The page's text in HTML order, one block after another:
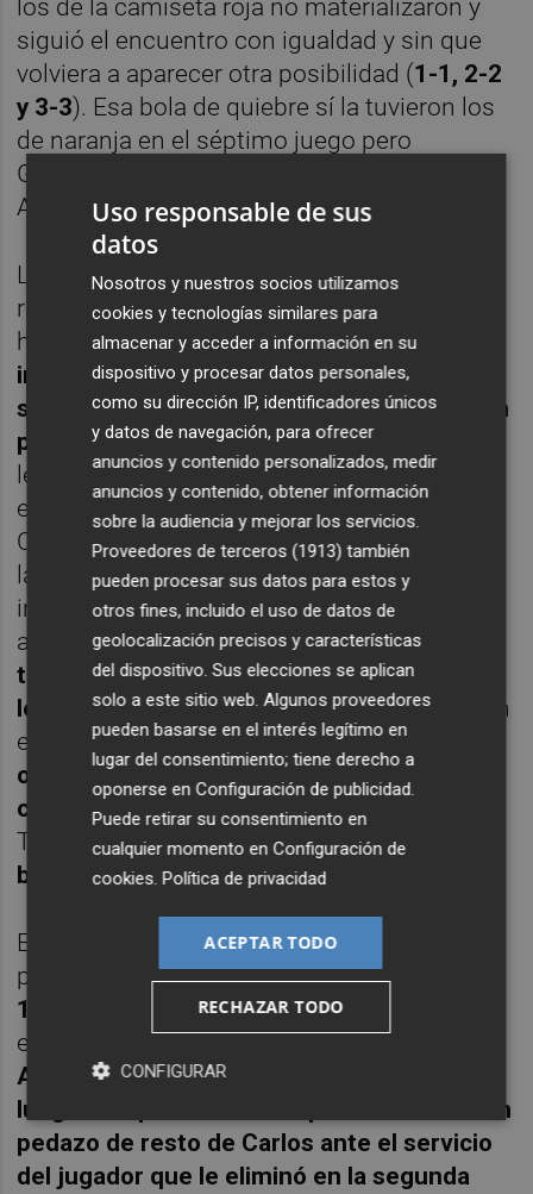
los de la camiseta roja no materializaron y
siguió el encuentro con igualdad y sin que
volviera a aparecer otra posibilidad (1-1, 2-2
y 3-3). Esa bola de quiebre sí la tuvieron los
de naranja en el séptimo juego pero
Granollers logró quedarse su saque porque
Alcaraz remató bien en la red.
La siguiente posibilidad de sorprender al
resto fue para los españoles -tampoco la
hicieron buena- yel encuentro avanzaba
incrementándose la tensión y con la
sensación de que los españoles estaban un
poco más cerca del objetivo. Tanto que se
les presentó unabola de set esperando el
envío rival que se les escapó. 5-5 y a seguir.
Con el 6-6 se disputaría la muerte súbita, en
la que la pareja de Países Bajos llevó la
iniciativa (0-3 y 1-3). Medio partido estaba
ahí y
un espectacular globo de Alcaraz y
también un gran saque suyo parecieron
levantar al equipo de España (3-3 y 4-4)
. Sin
embargo, tres puntos seguidos de los
orange les hicieron ganar la manga a ellos
con el 4-7 y con Koolhof siendo resolutivo
Tras
1 hora y 10 minutos de intensa
batalla tocaba remontada.
El segundo parcial empezó con servicio del
propio Koolhof y prosiguió con el de CA (
1
). Más tarde fue Van de Zandschulp el que
echó la pelota al aire y
Alcaraz dispuso de un 15-40 favorable y
luego otra posibilidad de quiebre
Un
pedazo de resto de Carlos ante el servicio
del jugador que le eliminó en la segunda
Uso responsable de sus
datos
Nosotros y nuestros socios utilizamos
cookies y tecnologías similares para
almacenar y acceder a información en su
dispositivo y procesar datos personales,
como su dirección IP, identificadores únicos
y datos de navegación, para ofrecer
anuncios y contenido personalizados, medir
anuncios y contenido, obtener información
sobre la audiencia y mejorar los servicios.
Proveedores de terceros (1913) también
pueden procesar sus datos para estos y
otros fines, incluido el uso de datos de
geolocalización precisos y características
del dispositivo. Sus elecciones se aplican
solo a este sitio web. Algunos proveedores
pueden basarse en el interés legítimo en
lugar del consentimiento; tiene derecho a
oponerse enConfiguración de publicidad.
Puede retirar su consentimiento en
cualquier momento enConfiguración de
cookies.Política de privacidad
ACEPTAR TODO
RECHAZAR TODO
CONFIGURAR